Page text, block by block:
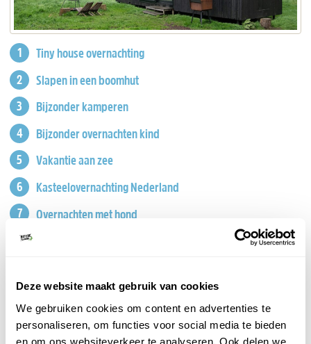
Deze website maakt gebruik van cookies
We gebruiken cookies om content en advertenties te
personaliseren, om functies voor social media te bieden
en om ons websiteverkeer te analyseren. Ook delen we
Tiny house overnachting
Slapen in een boomhut
Bijzonder kamperen
Bijzonder overnachten kind
Vakantie aan zee
Kasteelovernachting Nederland
Overnachten met hond
Overnachten in Casas Particulares
Waar ga jij op outdoor avontuur?